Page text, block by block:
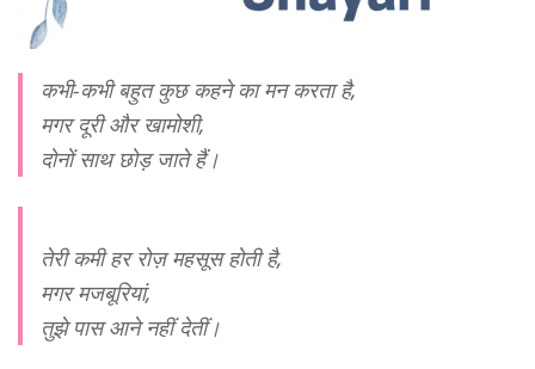
कभी-कभी बहुत कुछ कहने का मन करता है,
मगर दूरी और खामोशी,
दोनों साथ छोड़ जाते हैं।
तेरी कमी हर रोज़ महसूस होती है,
मगर मजबूरियां,
तुझे पास आने नहीं देतीं।